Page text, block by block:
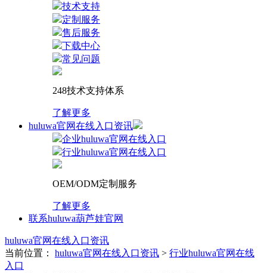
技术支持
定制服务
售后服务
下载中心
常见问题
248技术支持体系
了解更多
huluwa官网在线入口资讯
企业huluwa官网在线入口
行业huluwa官网在线入口
OEM/ODM定制服务
了解更多
联系huluwa葫芦娃官网
huluwa官网在线入口资讯
当前位置： huluwa官网在线入口资讯 > 行业huluwa官网在线
入口